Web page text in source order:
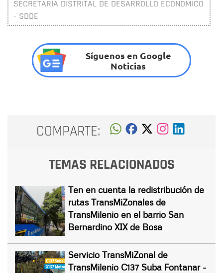
SECRETARÍA DISTRITAL DE DESARROLLO ECONÓMICO
- SDDE
Síguenos en Google
Noticias
COMPARTE:
TEMAS RELACIONADOS
Ten en cuenta la redistribución de
rutas TransMiZonales de
TransMilenio en el barrio San
Bernardino XIX de Bosa
Servicio TransMiZonal de
TransMilenio C137 Suba Fontanar -